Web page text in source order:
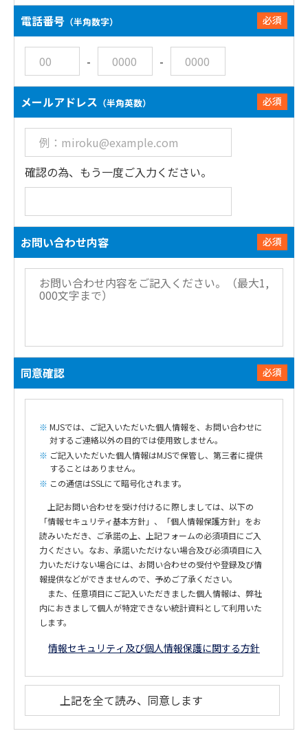
必須
電話番号 （半角数字）
- -
必須
メールアドレス （半角英数）
確認の為、もう一度ご入力ください。
必須
お問い合わせ内容
必須
同意確認
MJSでは、ご記入いただいた個人情報を、お問い合わせに
対するご連絡以外の目的では使用致しません。
ご記入いただいた個人情報はMJSで保管し、第三者に提供
することはありません。
この通信はSSLにて暗号化されます。
上記お問い合わせを受け付けるに際しましては、以下の
「情報セキュリティ基本方針」、「個人情報保護方針」をお
読みいただき、ご承諾の上、上記フォームの必須項目にご入
力ください。なお、承諾いただけない場合及び必須項目に入
力いただけない場合には、お問い合わせの受付や登録及び情
報提供などができませんので、予めご了承ください。
また、任意項目にご記入いただきました個人情報は、弊社
内におきまして個人が特定できない統計資料として利用いた
します。
情報セキュリティ及び個人情報保護に関する方針
上記を全て読み、同意します